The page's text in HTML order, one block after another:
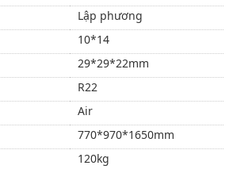
Lập phương
10*14
29*29*22mm
R22
Air
770*970*1650mm
120kg